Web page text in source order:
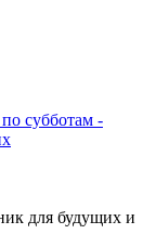
субботам -
для будущих и